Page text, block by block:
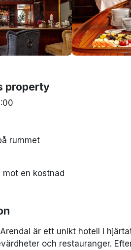
property
rummet
mot en kostnad
är ett unikt hotell i
och restauranger.